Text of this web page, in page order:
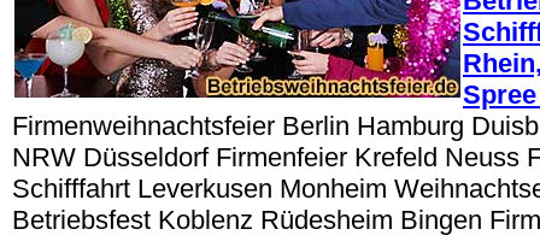
Firmenweihnachtsfeier Berlin Hamburg
NRW Düsseldorf Firmenfeier Krefeld Neuss
Schifffahrt Leverkusen Monheim
Betriebsfest Koblenz Rüdesheim Bingen